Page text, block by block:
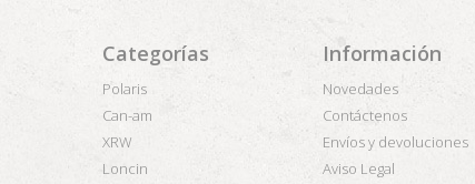
Categorías
Polaris
Can-am
XRW
Loncin
Información
Novedades
Contáctenos
Envíos y devoluciones
Aviso Legal